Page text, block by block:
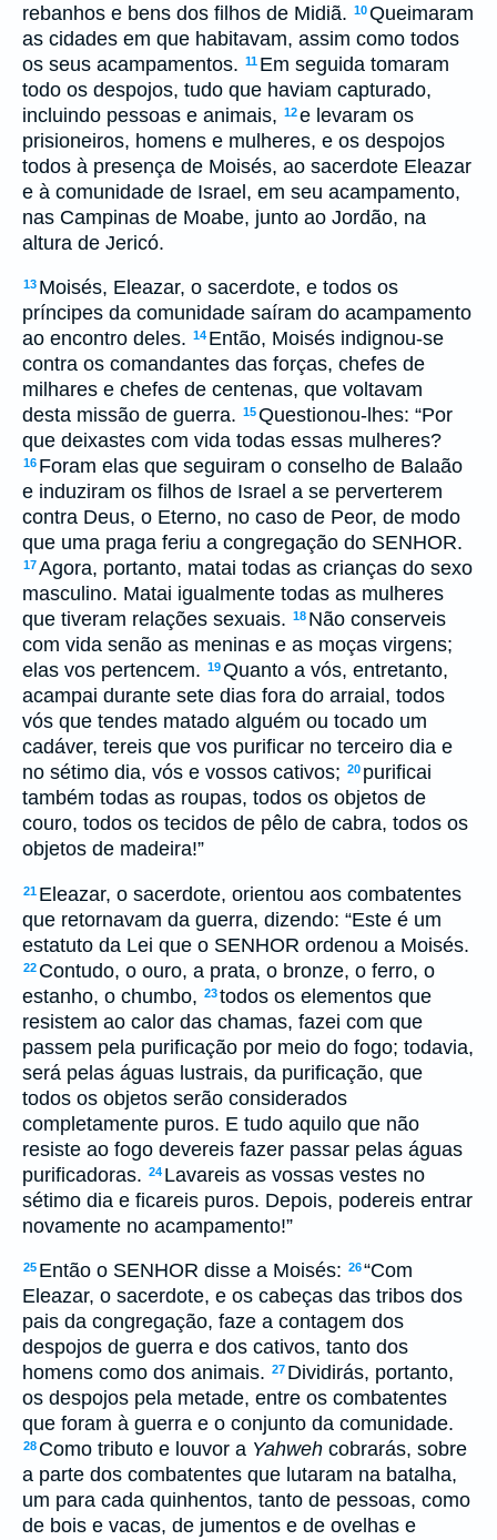
rebanhos e bens dos filhos de Midiã. 10Queimaram
as cidades em que habitavam, assim como todos
os seus acampamentos. 11 Em seguida tomaram
todo os despojos, tudo que haviam capturado,
incluindo pessoas e animais, 12e levaram os
prisioneiros, homens e mulheres, e os despojos
todos à presença de Moisés, ao sacerdote Eleazar
e à comunidade de Israel, em seu acampamento,
nas Campinas de Moabe, junto ao Jordão, na
altura de Jericó.
13 Moisés, Eleazar, o sacerdote, e todos os
príncipes da comunidade saíram do acampamento
ao encontro deles. 14 Então, Moisés indignou-se
contra os comandantes das forças, chefes de
milhares e chefes de centenas, que voltavam
desta missão de guerra. 15Questionou-lhes: “Por
que deixastes com vida todas essas mulheres?
16 Foram elas que seguiram o conselho de Balaão
e induziram os filhos de Israel a se perverterem
contra Deus, o Eterno, no caso de Peor, de modo
que uma praga feriu a congregação do SENHOR.
17Agora, portanto, matai todas as crianças do sexo
masculino. Matai igualmente todas as mulheres
que tiveram relações sexuais. 18 Não conserveis
com vida senão as meninas e as moças virgens;
elas vos pertencem. 19Quanto a vós, entretanto,
acampai durante sete dias fora do arraial, todos
vós que tendes matado alguém ou tocado um
cadáver, tereis que vos purificar no terceiro dia e
no sétimo dia, vós e vossos cativos; 20 purificai
também todas as roupas, todos os objetos de
couro, todos os tecidos de pêlo de cabra, todos os
objetos de madeira!”
21 Eleazar, o sacerdote, orientou aos combatentes
que retornavam da guerra, dizendo: “Este é um
estatuto da Lei que o SENHOR ordenou a Moisés.
22 Contudo, o ouro, a prata, o bronze, o ferro, o
estanho, o chumbo, 23todos os elementos que
resistem ao calor das chamas, fazei com que
passem pela purificação por meio do fogo; todavia,
será pelas águas lustrais, da purificação, que
todos os objetos serão considerados
completamente puros. E tudo aquilo que não
resiste ao fogo devereis fazer passar pelas águas
purificadoras. 24 Lavareis as vossas vestes no
sétimo dia e ficareis puros. Depois, podereis entrar
novamente no acampamento!”
25 Então o SENHOR disse a Moisés: 26“Com
Eleazar, o sacerdote, e os cabeças das tribos dos
pais da congregação, faze a contagem dos
despojos de guerra e dos cativos, tanto dos
homens como dos animais. 27 Dividirás, portanto,
os despojos pela metade, entre os combatentes
que foram à guerra e o conjunto da comunidade.
28 Como tributo e louvor a Yahweh cobrarás, sobre
a parte dos combatentes que lutaram na batalha,
um para cada quinhentos, tanto de pessoas, como
de bois e vacas, de jumentos e de ovelhas e